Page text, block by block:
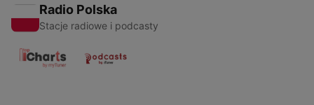
Radio Polska
Stacje radiowe i podcasty